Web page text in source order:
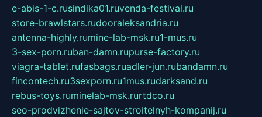
e-abis-1-c.rusindika01.ruvenda-festival.ru
store-brawlstars.rudooraleksandria.ru
antenna-highly.rumine-lab-msk.ru1-mus.ru
3-sex-porn.ruban-damn.rupurse-factory.ru
viagra-tablet.rufasbags.ruadler-jun.rubandamn.ru
fincontech.ru3sexporn.ru1mus.rudarksand.ru
rebus-toys.ruminelab-msk.rurtdco.ru
seo-prodvizhenie-sajtov-stroitelnyh-kompanij.ru